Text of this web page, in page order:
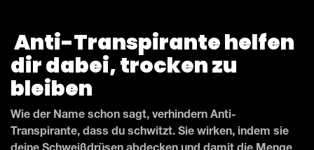
Anti-Transpirante helfen
dir dabei, trocken zu
bleiben
Wie der Name schon sagt, verhindern Anti-
Transpirante, dass du schwitzt. Sie wirken, indem sie